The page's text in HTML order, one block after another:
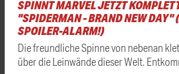
SPINNT MARVEL JETZT
"SPIDERMAN - BRAND NEW DAY"
SPOILER-ALARM!)
Die freundliche Spinne von nebenan
über die Leinwände dieser Welt.